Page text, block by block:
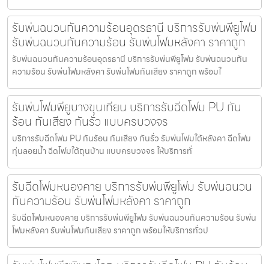
รับพ่นฉนวนกันความร้อนอุดรธานี บริการรับพ่นพียูโฟม
รับพ่นฉนวนกันความร้อน รับพ่นโฟมหลังคา ราคาถูก
รับพ่นฉนวนกันความร้อนอุดรธานี บริการรับพ่นพียูโฟม รับพ่นฉนวนกัน
ความร้อน รับพ่นโฟมหลังคา รับพ่นโฟมกันเสียง ราคาถูก พร้อมใ
รับพ่นโฟมพียูบางขุนเทียน บริการรับฉีดโฟม PU กัน
ร้อน กันเสียง กันรั่ว แบบครบวงจร
บริการรับฉีดโฟม PU กันร้อน กันเสียง กันรั่ว รับพ่นโฟมใต้หลังคา ฉีดโฟม
ทุ่นลอยน้ำ ฉีดโฟมใต้ถุนบ้าน แบบครบวงจร ให้บริการทั่
รับฉีดโฟมหนองคาย บริการรับพ่นพียูโฟม รับพ่นฉนวน
กันความร้อน รับพ่นโฟมหลังคา ราคาถูก
รับฉีดโฟมหนองคาย บริการรับพ่นพียูโฟม รับพ่นฉนวนกันความร้อน รับพ่น
โฟมหลังคา รับพ่นโฟมกันเสียง ราคาถูก พร้อมให้บริการทั่วป